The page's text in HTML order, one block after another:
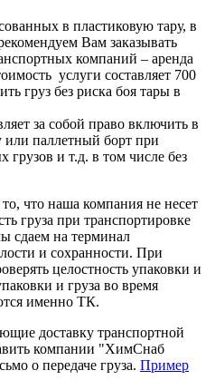
в пластиковую тару, в
Вам заказывать
компаний – аренда
услуги составляет 700
груз без риска боя тары в
за собой право включить в
или паллетный борт при
грузов и т.д. в том числе без
что наша компания не несет
груза при транспортировке
сдаем на терминал
и сохранности. При
целостность упаковки и
и груза во время
именно ТК.
доставку транспортной
компании "ХимСнаб
о передаче груза. Пример